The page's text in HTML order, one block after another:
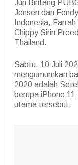
Juri Bintang
Jensen dan
Indonesia,
Chippy Sirin
Thailand.
Sabtu, 10 Juli
mengumumkan
2020 adalah
berupa iPhone
utama tersebut.